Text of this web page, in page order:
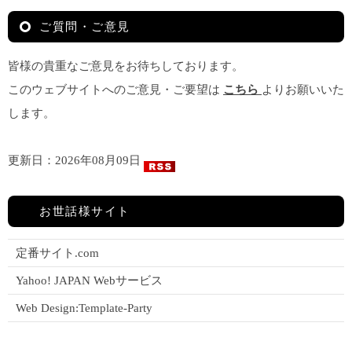
ご質問・ご意見
皆様の貴重なご意見をお待ちしております。
このウェブサイトへのご意見・ご要望は こちら よりお願いいた
します。
更新日：2026年08月09日
お世話様サイト
定番サイト.com
Yahoo! JAPAN Webサービス
Web Design:Template-Party